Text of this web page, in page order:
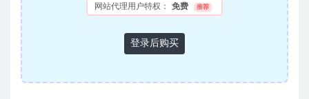
网站代理用户特权： 免费 推荐
登录后购买